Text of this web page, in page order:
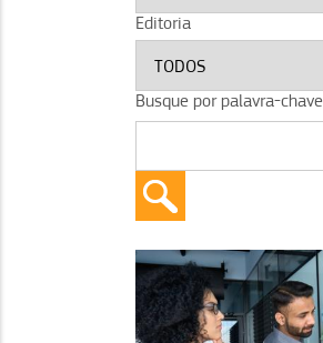
Editoria
Busque por palavra-chave